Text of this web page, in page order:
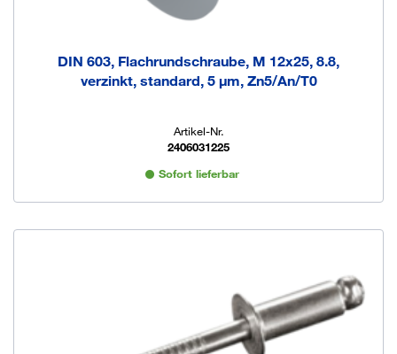
DIN 603, Flachrundschraube, M 12x25, 8.8,
verzinkt, standard, 5 µm, Zn5/An/T0
Artikel-Nr.
2406031225
Sofort lieferbar